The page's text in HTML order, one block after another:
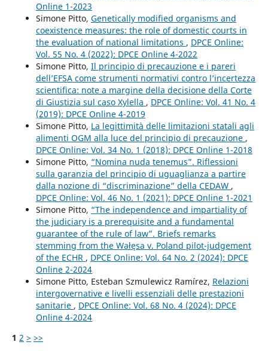
Online 1-2023
Simone Pitto, Genetically modified organisms and
coexistence measures: the role of domestic courts in
the evaluation of national limitations , DPCE Online:
Vol. 55 No. 4 (2022): DPCE Online 4-2022
Simone Pitto, Il principio di precauzione e i pareri
dell’EFSA come strumenti normativi contro l’incertezza
scientifica: note a margine della decisione della Corte
di Giustizia sul caso Xylella , DPCE Online: Vol. 41 No. 4
(2019): DPCE Online 4-2019
Simone Pitto, La legittimità delle limitazioni statali agli
alimenti OGM alla luce del principio di precauzione ,
DPCE Online: Vol. 34 No. 1 (2018): DPCE Online 1-2018
Simone Pitto, “Nomina nuda tenemus”. Riflessioni
sulla garanzia del principio di uguaglianza a partire
dalla nozione di “discriminazione” della CEDAW ,
DPCE Online: Vol. 46 No. 1 (2021): DPCE Online 1-2021
Simone Pitto, “The independence and impartiality of
the judiciary is a prerequisite and a fundamental
guarantee of the rule of law”. Briefs remarks
stemming from the Wałęsa v. Poland pilot-judgement
of the ECHR , DPCE Online: Vol. 64 No. 2 (2024): DPCE
Online 2-2024
Simone Pitto, Esteban Szmulewicz Ramírez, Relazioni
intergovernative e livelli essenziali delle prestazioni
sanitarie , DPCE Online: Vol. 68 No. 4 (2024): DPCE
Online 4-2024
1 2 > >>